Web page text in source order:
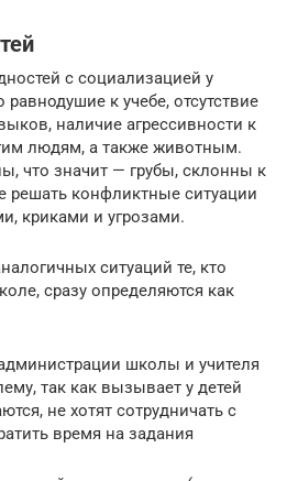
с социализацией у
равнодушие к учебе, отсутствие
наличие агрессивности к
людям, а также животным.
что значит — грубы, склонны к
решать конфликтные ситуации
криками и угрозами.
ситуаций те, кто
сразу определяются как
школы и учителя
так как вызывает у детей
не хотят сотрудничать с
время на задания